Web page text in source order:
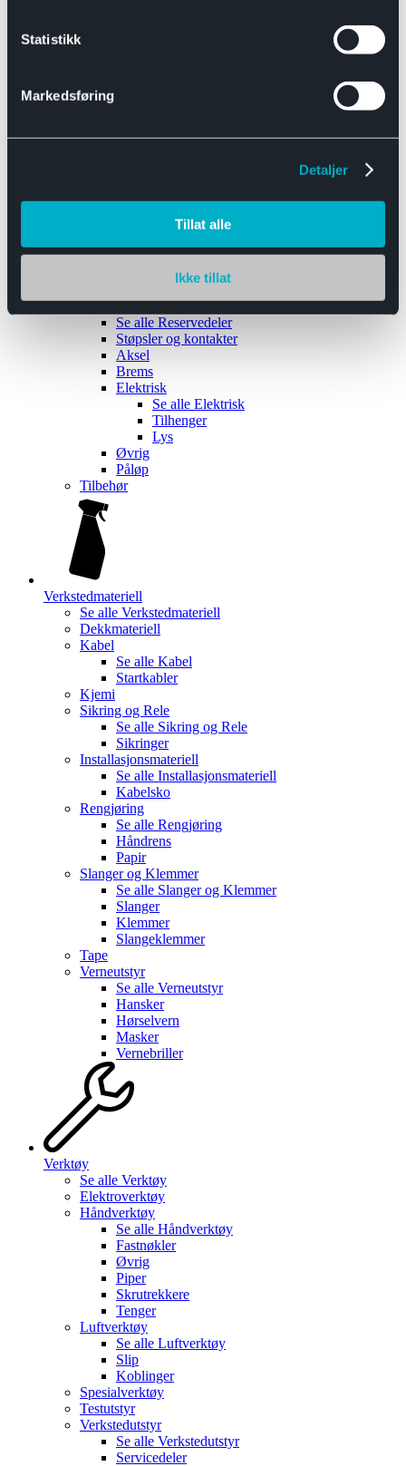
Statistikk
Markedsføring
Detaljer
Tillat alle
Ikke tillat
Båthengere
Reservedeler
Se alle Reservedeler
Støpsler og kontakter
Aksel
Brems
Elektrisk
Se alle Elektrisk
Tilhenger
Lys
Øvrig
Påløp
Tilbehør
Verkstedmateriell
Se alle Verkstedmateriell
Dekkmateriell
Kabel
Se alle Kabel
Startkabler
Kjemi
Sikring og Rele
Se alle Sikring og Rele
Sikringer
Installasjonsmateriell
Se alle Installasjonsmateriell
Kabelsko
Rengjøring
Se alle Rengjøring
Håndrens
Papir
Slanger og Klemmer
Se alle Slanger og Klemmer
Slanger
Klemmer
Slangeklemmer
Tape
Verneutstyr
Se alle Verneutstyr
Hansker
Hørselvern
Masker
Vernebriller
Verktøy
Se alle Verktøy
Elektroverktøy
Håndverktøy
Se alle Håndverktøy
Fastnøkler
Øvrig
Piper
Skrutrekkere
Tenger
Luftverktøy
Se alle Luftverktøy
Slip
Koblinger
Spesialverktøy
Testutstyr
Verkstedutstyr
Se alle Verkstedutstyr
Servicedeler